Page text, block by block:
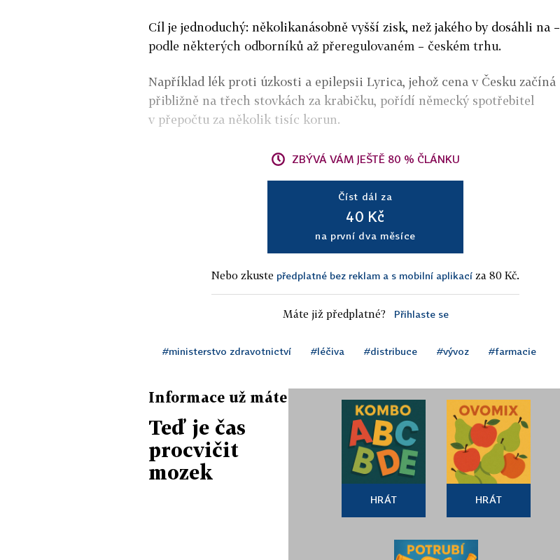
Cíl je jednoduchý: několikanásobně vyšší zisk, než jakého by dosáhli na –
podle některých odborníků až přeregulovaném – českém trhu.
Například lék proti úzkosti a epilepsii Lyrica, jehož cena v Česku začíná
přibližně na třech stovkách za krabičku, pořídí německý spotřebitel
v přepočtu za několik tisíc korun.
ZBÝVÁ VÁM JEŠTĚ 80 % ČLÁNKU
Číst dál za
40 Kč
na první dva měsíce
Nebo zkuste předplatné bez reklam a s mobilní aplikací za 80 Kč.
Máte již předplatné? Přihlaste se
#ministerstvo zdravotnictví #léčiva #distribuce #vývoz #farmacie
Informace už máte
Teď je čas
procvičit
mozek
HRÁT HRÁT